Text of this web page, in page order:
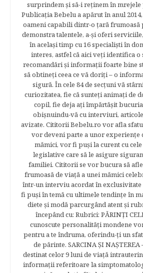
surprindem şi să-i reţinem în
Publicația Bebelu a apărut în anul
oameni capabili dintr-o ţară frumoasă
demonstra talentele, a-şi oferi
în acelaşi timp cu 16 specialişti în
interes, astfel că aici veţi identifica o
recomandări şi informaţii foarte bine
să obtineţi ceea ce vă doriţi – o
sigură. În cele 84 de secțuni vă
curiozitatea, fie că sunteţi animaţi de
copil, fie deja aţi împărtăşit
obişnuindu-vă cu interviuri,
avizate. Cititorii Bebelu.ro vor afla
vor deveni parte a unor experienţe
mămici, vor fi puşi la curent cu
legislative care să le asigure
familiei. Cititorii se vor bucura să
frumoasă de viață a unei mămici
într-un interviu acordat în
fi puşi în temă cu ultimele tendinţe în
diete şi modă parcurgând atent şi
începând cu: Rubrici: PĂRINŢI
cunoscute personalităţi mondene
pentru a te îndruma, oferindu-ţi un
de părinte. SARCINA ŞI
destinat celor 9 luni de viaţă
informaţii referitoare la